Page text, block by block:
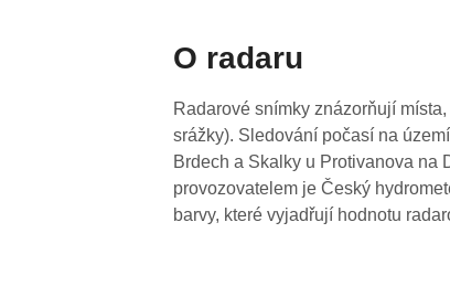
O radaru
Radarové snímky znázorňují
srážky). Sledování počasí na
Brdech a Skalky u Protivanova na
provozovatelem je Český
barvy, které vyjadřují hodnotu